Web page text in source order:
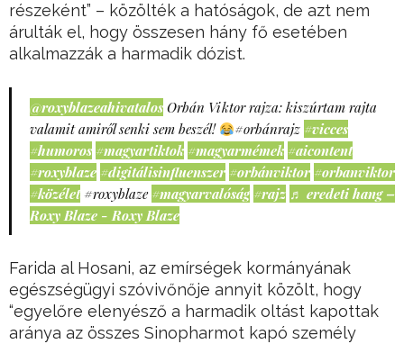
részeként” – közölték a hatóságok, de azt nem
árulták el, hogy összesen hány fő esetében
alkalmazzák a harmadik dózist.
@roxyblazeahivatalos Orbán Viktor rajza: kiszúrtam rajta
valamit amiről senki sem beszél!
#orbánrajz #vicces
#humoros #magyartiktok #magyarmémek #aicontent
#roxyblaze #digitálisinfluenszer #orbánviktor #orbanviktor
#közélet #roxyblaze #magyarvalóság #rajz ♬ eredeti hang –
Roxy Blaze - Roxy Blaze
Farida al Hosani, az emírségek kormányának
egészségügyi szóvivőnője annyit közölt, hogy
“egyelőre elenyésző a harmadik oltást kapottak
aránya az összes Sinopharmot kapó személy